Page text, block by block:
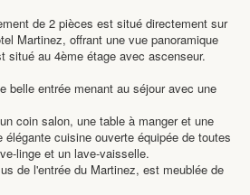
de 2 pièces est situé directement sur
Martinez, offrant une vue panoramique
situé au 4ème étage avec ascenseur.
belle entrée menant au séjour avec une
coin salon, une table à manger et une
cuisine ouverte équipée de toutes
linge et un lave-vaisselle.
de l'entrée du Martinez, est meublée de